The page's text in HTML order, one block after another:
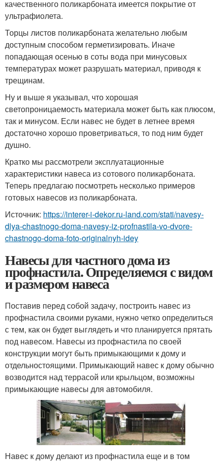
качественного поликарбоната имеется покрытие от
ультрафиолета.
Торцы листов поликарбоната желательно любым
доступным способом герметизировать. Иначе
попадающая осенью в соты вода при минусовых
температурах может разрушать материал, приводя к
трещинам.
Ну и выше я указывал, что хорошая
светопроницаемость материала может быть как плюсом,
так и минусом. Если навес не будет в летнее время
достаточно хорошо проветриваться, то под ним будет
душно.
Кратко мы рассмотрели эксплуатационные
характеристики навеса из сотового поликарбоната.
Теперь предлагаю посмотреть несколько примеров
готовых навесов из поликарбоната.
Источник: https://interer-i-dekor.ru-land.com/stati/navesy-
dlya-chastnogo-doma-navesy-iz-profnastila-vo-dvore-
chastnogo-doma-foto-originalnyh-idey
Навесы для частного дома из
профнастила. Определяемся с видом
и размером навеса
Поставив перед собой задачу, построить навес из
профнастила своими руками, нужно четко определиться
с тем, как он будет выглядеть и что планируется прятать
под навесом. Навесы из профнастила по своей
конструкции могут быть примыкающими к дому и
отдельностоящими. Примыкающий навес к дому обычно
возводится над террасой или крыльцом, возможны
примыкающие навесы для автомобиля.
Навес к дому делают из профнастила еще и в том